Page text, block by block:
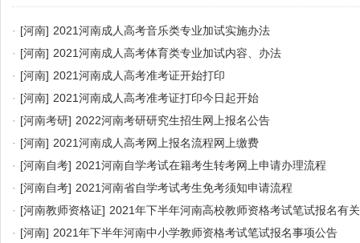
· [河南] 2021河南成人高考音乐类专业加试实施办法
· [河南] 2021河南成人高考体育类专业加试内容、办法
· [河南] 2021河南成人高考准考证开始打印
· [河南] 2021河南成人高考准考证打印今日起开始
· [河南考研] 2022河南考研研究生招生网上报名公告
· [河南] 2021河南成人高考网上报名流程网上缴费
· [河南自考] 2021河南自学考试在籍考生转考网上申请办理流程
· [河南自考] 2021河南省自学考试考生免考须知申请流程
· [河南教师资格证] 2021年下半年河南高校教师资格考试笔试报名有
· [河南] 2021年下半年河南中小学教师资格考试笔试报名事项公告